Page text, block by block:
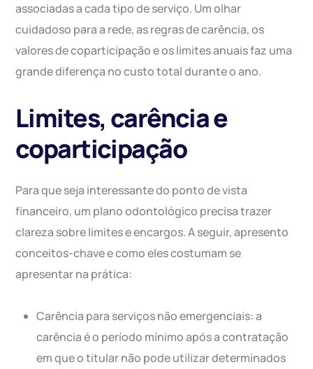
associadas a cada tipo de serviço. Um olhar
cuidadoso para a rede, as regras de carência, os
valores de coparticipação e os limites anuais faz uma
grande diferença no custo total durante o ano.
Limites, carência e
coparticipação
Para que seja interessante do ponto de vista
financeiro, um plano odontológico precisa trazer
clareza sobre limites e encargos. A seguir, apresento
conceitos-chave e como eles costumam se
apresentar na prática:
Carência para serviços não emergenciais: a
carência é o período mínimo após a contratação
em que o titular não pode utilizar determinados